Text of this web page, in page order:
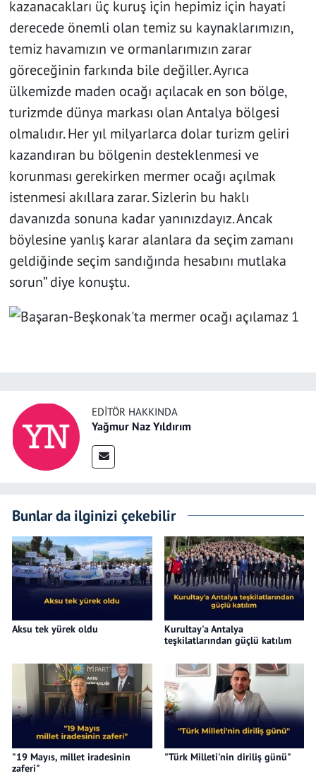
kazanacakları üç kuruş için hepimiz için hayati
derecede önemli olan temiz su kaynaklarımızın,
temiz havamızın ve ormanlarımızın zarar
göreceğinin farkında bile değiller. Ayrıca
ülkemizde maden ocağı açılacak en son bölge,
turizmde dünya markası olan Antalya bölgesi
olmalıdır. Her yıl milyarlarca dolar turizm geliri
kazandıran bu bölgenin desteklenmesi ve
korunması gerekirken mermer ocağı açılmak
istenmesi akıllara zarar. Sizlerin bu haklı
davanızda sonuna kadar yanınızdayız. Ancak
böylesine yanlış karar alanlara da seçim zamanı
geldiğinde seçim sandığında hesabını mutlaka
sorun” diye konuştu.
EDITÖR HAKKINDA
Yağmur Naz Yıldırım
Bunlar da ilginizi çekebilir
Aksu tek yürek oldu
Kurultay'a Antalya
teşkilatlarından güçlü katılım
"19 Mayıs, millet iradesinin
zaferi"
"Türk Milleti'nin diriliş günü"